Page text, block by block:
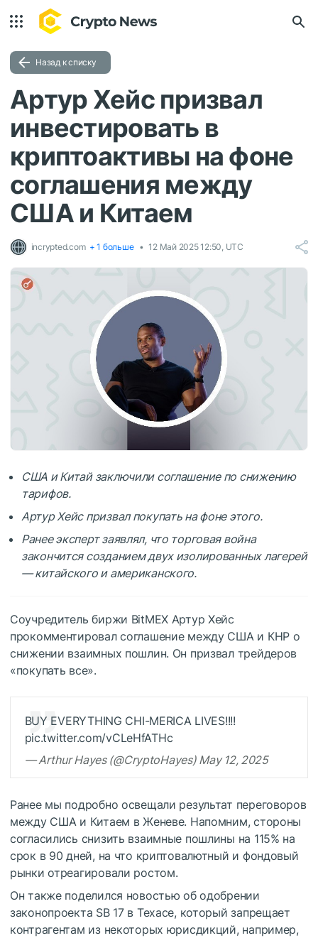
Назад к списку
Артур Хейс призвал
инвестировать в
криптоактивы на фоне
соглашения между
США и Китаем
incrypted.com + 1 больше 12 Май 2025 12:50, UTC
США и Китай заключили соглашение по снижению
тарифов.
Артур Хейс призвал покупать на фоне этого.
Ранее эксперт заявлял, что торговая война
закончится созданием двух изолированных лагерей
— китайского и американского.
Соучредитель биржи BitMEX Артур Хейс
прокомментировал соглашение между США и КНР о
снижении взаимных пошлин. Он призвал трейдеров
«покупать все».
BUY EVERYTHING CHI-MERICA LIVES!!!!
pic.twitter.com/vCLeHfATHc
— Arthur Hayes (@CryptoHayes) May 12, 2025
Ранее мы подробно освещали результат переговоров
между США и Китаем в Женеве. Напомним, стороны
согласились снизить взаимные пошлины на 115% на
срок в 90 дней, на что криптовалютный и фондовый
рынки отреагировали ростом.
Он также поделился новостью об одобрении
законопроекта SB 17 в Техасе, который запрещает
контрагентам из некоторых юрисдикций, например,